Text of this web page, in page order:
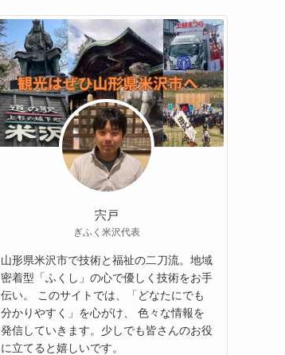
宍戸
ぎふく米沢代表
山形県米沢市で技術と福祉の二刀流。地域
密着型「ふくし」の心で優しく技術をお手
伝い。 このサイトでは、「どなたにでも
分かりやすく」を心がけ、 色々な情報を
発信していきます。少しでも皆さんのお役
に立てると嬉しいです。